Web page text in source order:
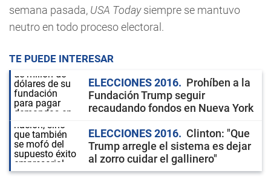
semana pasada, USA Todaysiempre se mantuvo
neutro en todo proceso electoral.
TE PUEDE INTERESAR
ELECCIONES 2016
Prohíben a la
Fundación Trump seguir
recaudando fondos en Nueva York
ELECCIONES 2016
Clinton: "Que
Trump arregle el sistema es dejar
al zorro cuidar el gallinero"